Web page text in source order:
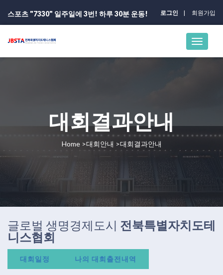
스포츠 "7330" 일주일에 3번! 하루 30분 운동! 로그인 회원가입
대회결과안내
Home >대회안내 >대회결과안내
글로벌 생명경제도시 전북특별자치도테
니스협회
대회일정 나의 대회출전내역